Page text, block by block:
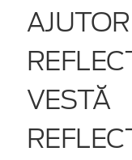
VESTĂ